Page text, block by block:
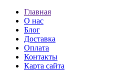
Главная
О нас
Блог
Доставка
Оплата
Контакты
Карта сайта